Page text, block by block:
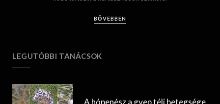
BŐVEBBEN
LEGUTÓBBI TANÁCSOK